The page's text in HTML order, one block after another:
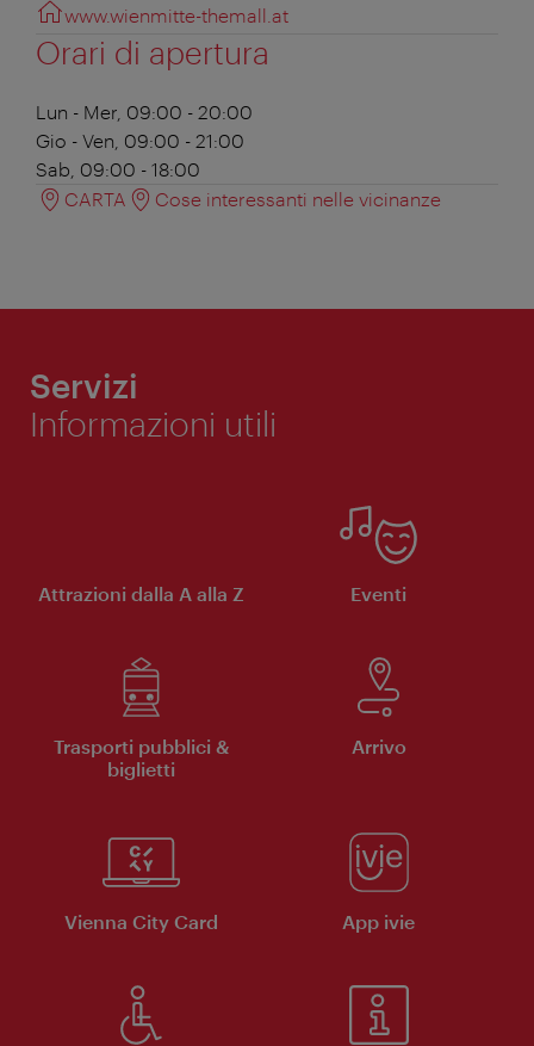
www.wienmitte-themall.at
Orari di apertura
Lun - Mer, 09:00 - 20:00
Gio - Ven, 09:00 - 21:00
Sab, 09:00 - 18:00
CARTA
Cose interessanti nelle vicinanze
Servizi
Informazioni utili
Attrazioni dalla A alla Z Eventi
Trasporti pubblici &
biglietti
Arrivo
Vienna City Card App ivie